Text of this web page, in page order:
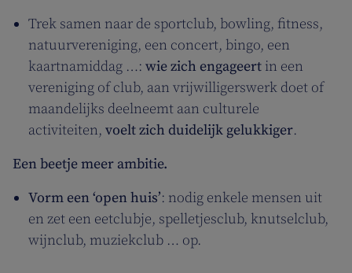
Trek samen naar de sportclub, bowling, fitness,
natuurvereniging, een concert, bingo, een
kaartnamiddag …: wie zich engageert in een
vereniging of club, aan vrijwilligerswerk doet of
maandelijks deelneemt aan culturele
activiteiten, voelt zich duidelijk gelukkiger.
Een beetje meer ambitie.
Vorm een ‘open huis’: nodig enkele mensen uit
en zet een eetclubje, spelletjesclub, knutselclub,
wijnclub, muziekclub … op.